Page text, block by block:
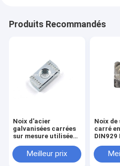
Produits Recommandés
Noix d'acier
galvanisées carrées
sur mesure utilisées
canal d'acier
Meilleur prix
Noix de
carré
DIN929